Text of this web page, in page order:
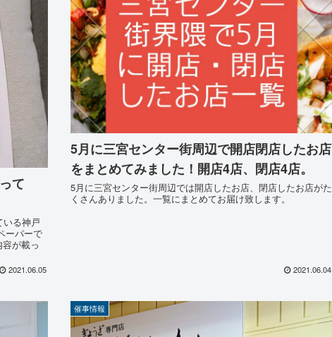
て
いる神戸
ーパーで
が載っ
2021.06.05
5月に三宮センター街周辺で開店閉店したお店
をまとめてみました！開店4店、閉店4店。
5月に三宮センター街周辺では開店したお店、閉店したお店がた
くさんありました。一覧にまとめてお届け致します。
2021.06.04
催事情報